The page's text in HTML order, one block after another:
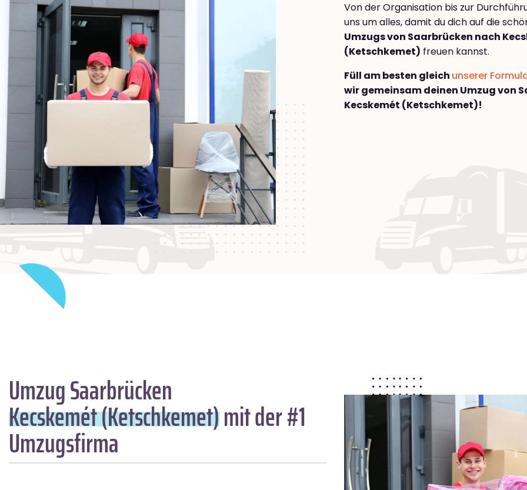
Von der Organisation bis zur
uns um alles, damit du dich auf die
Umzugs von Saarbrücken nach
(Ketschkemet) freuen kannst.
Füll am besten gleich unserer
wir gemeinsam deinen Umzug von
Kecskemét (Ketschkemet)!
Umzug Saarbrücken
Kecskemét (Ketschkemet)mit der #1
Umzugsfirma